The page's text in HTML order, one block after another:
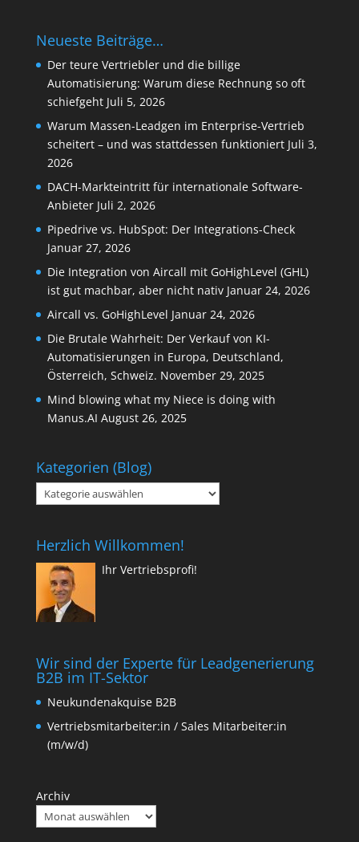
Neueste Beiträge…
Der teure Vertriebler und die billige
Automatisierung: Warum diese Rechnung so oft
schiefgeht Juli 5, 2026
Warum Massen-Leadgen im Enterprise-Vertrieb
scheitert – und was stattdessen funktioniert Juli 3,
2026
DACH-Markteintritt für internationale Software-
Anbieter Juli 2, 2026
Pipedrive vs. HubSpot: Der Integrations-Check
Januar 27, 2026
Die Integration von Aircall mit GoHighLevel (GHL)
ist gut machbar, aber nicht nativ Januar 24, 2026
Aircall vs. GoHighLevel Januar 24, 2026
Die Brutale Wahrheit: Der Verkauf von KI-
Automatisierungen in Europa, Deutschland,
Österreich, Schweiz. November 29, 2025
Mind blowing what my Niece is doing with
Manus.AI August 26, 2025
Kategorien (Blog)
Kategorien
(Blog)
Herzlich Willkommen!
Ihr Vertriebsprofi!
Wir sind der Experte für Leadgenerierung
B2B im IT-Sektor
Neukundenakquise B2B
Vertriebsmitarbeiter:in / Sales Mitarbeiter:in
(m/w/d)
Archiv